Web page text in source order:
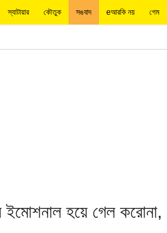
স্যাটায়ার কৌতুক সঙবাদ eআরকি নয় গেম
হয়ে গেল করোনা,